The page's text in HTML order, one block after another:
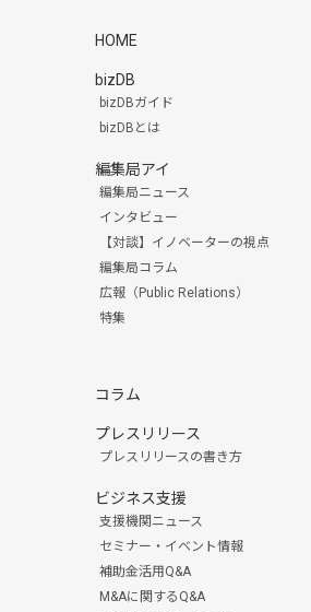
HOME
bizDB
bizDBガイド
bizDBとは
編集局アイ
編集局ニュース
インタビュー
【対談】イノベーターの視点
編集局コラム
広報（Public Relations）
特集
コラム
プレスリリース
プレスリリースの書き方
ビジネス支援
支援機関ニュース
セミナー・イベント情報
補助金活用Q&A
M&Aに関するQ&A